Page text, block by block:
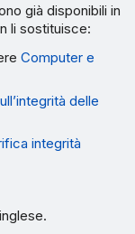
già disponibili in
li sostituisce:
Computer e
delle
integrità